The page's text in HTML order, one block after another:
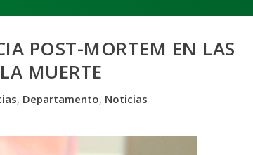
POST-MORTEM EN LAS
MUERTE
, Departamento, Noticias